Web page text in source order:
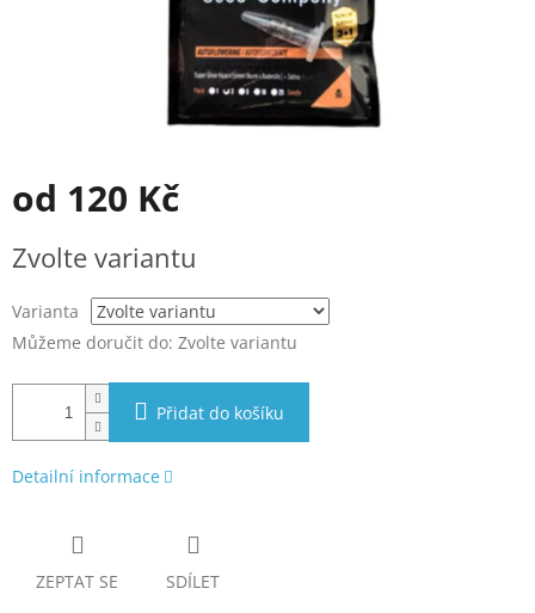
od 120 Kč
cena:
Zvolte variantu
Varianta
Můžeme doručit do: Zvolte variantu
Přidat do košíku
Detailní informace
ZEPTAT SE SDÍLET